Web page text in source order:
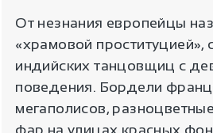
От незнания европейцы
«храмовой проституцией»,
индийских танцовщиц с
поведения. Бордели
мегаполисов,
фар на улицах красных